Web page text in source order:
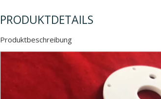
PRODUKTDETAILS
Produktbeschreibung